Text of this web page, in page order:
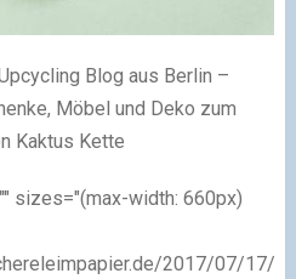
Blog aus Berlin –
Möbel und Deko zum
Kaktus Kette
sizes="(max-width: 660px)
2017/07/17/